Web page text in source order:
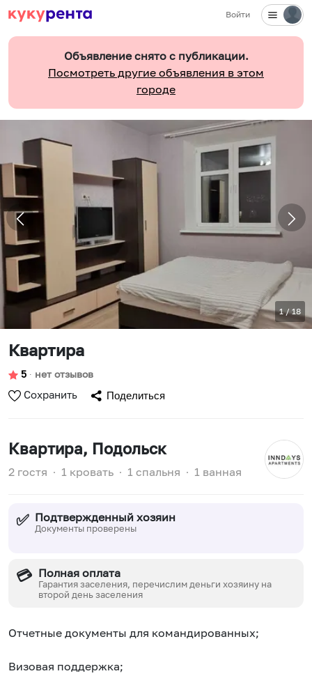
Войти
Объявление снято с публикации.
Посмотреть другие объявления в этом
городе
1/18
Квартира
5 ∙ нет отзывов
Сохранить Поделиться
Квартира, Подольск
2 гостя ∙ 1 кровать ∙ 1 спальня ∙ 1 ванная
✅ Подтвержденный хозяин
Документы проверены
💳 Полная оплата
Гарантия заселения, перечислим деньги хозяину на
второй день заселения
Отчетные документы для командированных;
Визовая поддержка;